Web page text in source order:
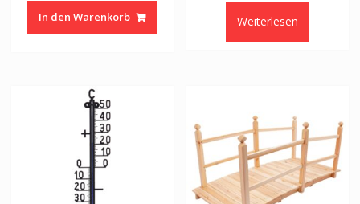
In den Warenkorb Weiterlesen